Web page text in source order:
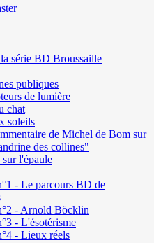
série BD Broussaille
publiques
de lumière
chat
soleils
de Michel de Bom sur
des collines"
l'épaule
- Le parcours BD de
- Arnold Böcklin
- L'ésotérisme
- Lieux réels